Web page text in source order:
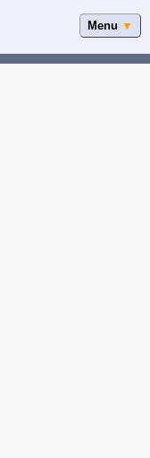
Menu ▼